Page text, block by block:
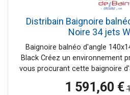
Distribain Baignoire
Noire 34 jets
Baignoire balnéo d'angle
Black Créez un environnement
vous procurant cette baignoire
s'intégrera facilement dans
1 591,60 €